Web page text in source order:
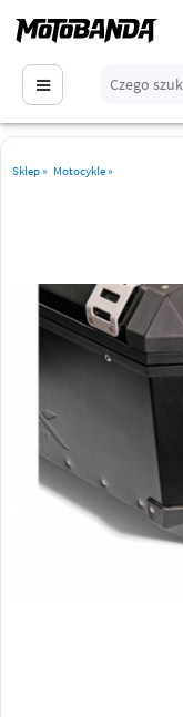
Sklep» Motocykle»